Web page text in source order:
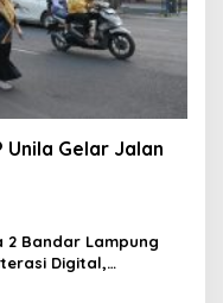
Unila Gelar Jalan
2 Bandar Lampung
Digital,
Bermedia Sosial